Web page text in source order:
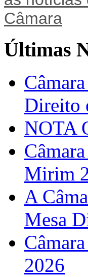
Últimas
Direito
NOTA
Mirim
A
Mesa
2026